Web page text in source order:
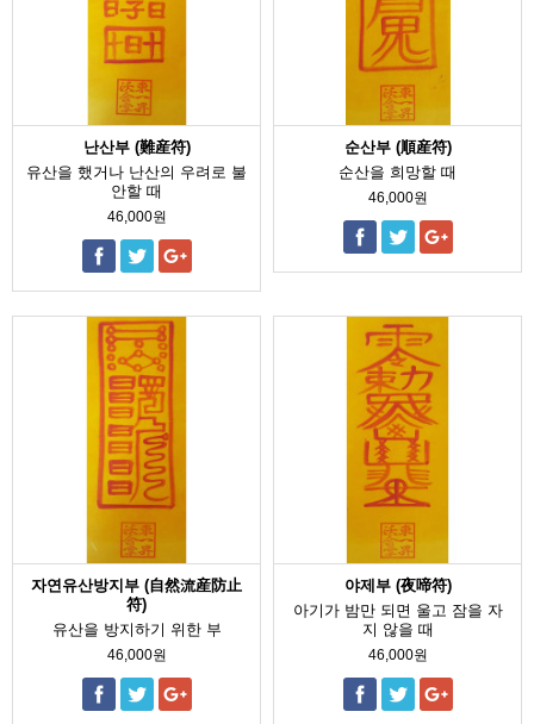
난산부 (難産符)
유산을 했거나 난산의 우려로 불
안할 때
46,000원
순산부 (順産符)
순산을 희망할 때
46,000원
자연유산방지부 (自然流産防止
符)
유산을 방지하기 위한 부
46,000원
야제부 (夜啼符)
아기가 밤만 되면 울고 잠을 자
지 않을 때
46,000원